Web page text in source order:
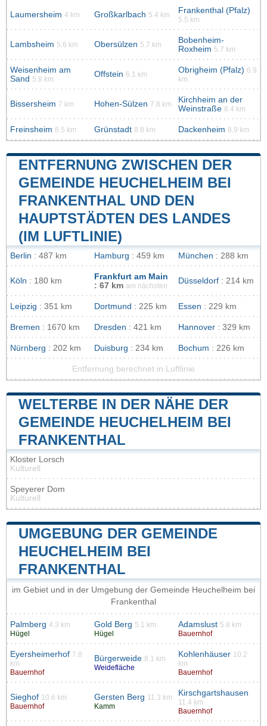
Laumersheim 4 km Großkarlbach 5.4 km Frankenthal (Pfalz)
5.5 km
Lambsheim 5.6 km Obersülzen 5.7 km
Bobenheim-
Roxheim 5.7 km
Weisenheim am
Sand 5.8 km
Offstein 6.1 km Obrigheim (Pfalz) 6.9
km
Bissersheim 7 km Hohen-Sülzen 7.8 km
Kirchheim an der
Weinstraße 8.4 km
Freinsheim 8.5 km Grünstadt 8.8 km Dackenheim 8.9 km
ENTFERNUNG ZWISCHEN DER
GEMEINDE HEUCHELHEIM BEI
FRANKENTHAL UND DEN
HAUPTSTÄDTEN DES LANDES
(IM LUFTLINIE)
Berlin : 487 km Hamburg : 459 km München : 288 km
Köln : 180 km
Frankfurt am Main
: 67 km am nächsten
Düsseldorf : 214 km
Leipzig : 351 km Dortmund : 225 km Essen : 229 km
Bremen : 1670 km Dresden : 421 km Hannover : 329 km
Nürnberg : 202 km Duisburg : 234 km Bochum : 226 km
Entfernung berechnet in Luftlinie
WELTERBE IN DER NÄHE DER
GEMEINDE HEUCHELHEIM BEI
FRANKENTHAL
Kloster Lorsch
Kulturell
Speyerer Dom
Kulturell
UMGEBUNG DER GEMEINDE
HEUCHELHEIM BEI
FRANKENTHAL
im Gebiet und in der Umgebung der Gemeinde Heuchelheim bei
Frankenthal
Palmberg 4.3 km
Hügel
Gold Berg 5.1 km
Hügel
Adamslust 5.8 km
Bauernhof
Eyersheimerhof 7.8
km
Bauernhof
Bürgerweide 8.1 km
Weidefläche
Kohlenhäuser 10.2
km
Bauernhof
Sieghof 10.6 km
Bauernhof
Gersten Berg 11.3 km
Kamm
Kirschgartshausen
11.4 km
Bauernhof